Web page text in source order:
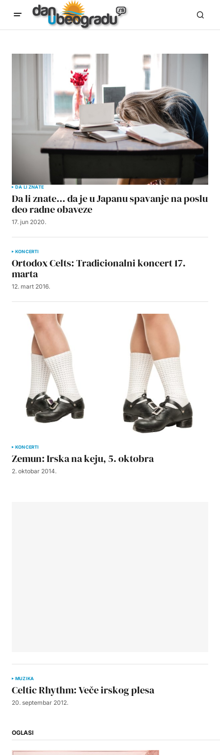
DA LI ZNATE
Da li znate… da je u Japanu spavanje na poslu
deo radne obaveze
17. jun 2020.
KONCERTI
Ortodox Celts: Tradicionalni koncert 17.
marta
12. mart 2016.
KONCERTI
Zemun: Irska na keju, 5. oktobra
2. oktobar 2014.
MUZIKA
Celtic Rhythm: Veče irskog plesa
20. septembar 2012.
OGLASI